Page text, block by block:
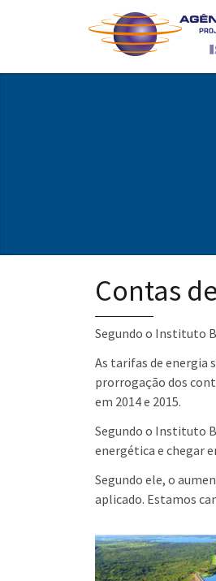
Contas
Segundo o Instituto
As tarifas de energia
prorrogação dos
em 2014 e 2015.
Segundo o Instituto
energética e chegar
Segundo ele, o
aplicado. Estamos